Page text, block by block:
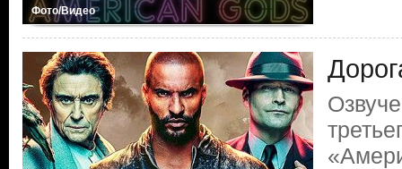
Фото/Видео